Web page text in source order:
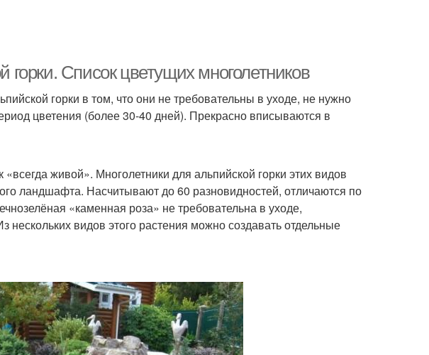
горки. Список цветущих многолетников
горки в том, что они не требовательны в уходе, не нужно
цветения (более 30-40 дней). Прекрасно вписываются в
живой». Многолетники для альпийской горки этих видов
ландшафта. Насчитывают до 60 разновидностей, отличаются по
«каменная роза» не требовательна в уходе,
видов этого растения можно создавать отдельные